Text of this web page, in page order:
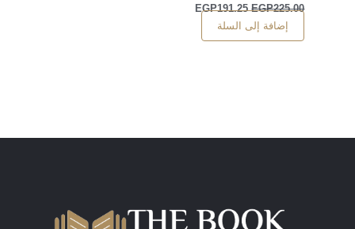
EGP225.00
EGP191.25
إضافة إلى السلة